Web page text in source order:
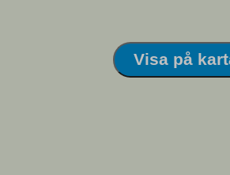
Visa på